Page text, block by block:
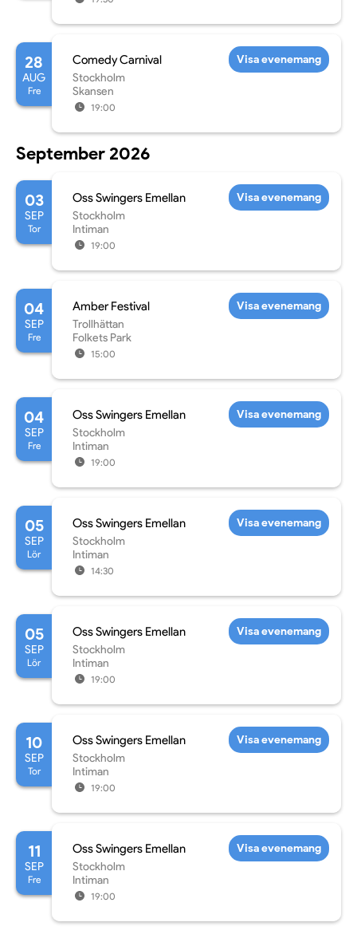
28
AUG
Fre
Comedy Carnival
Stockholm
Skansen
19:00
Visa evenemang
September 2026
03
SEP
Tor
Oss Swingers Emellan
Stockholm
Intiman
19:00
Visa evenemang
04
SEP
Fre
Amber Festival
Trollhättan
Folkets Park
15:00
Visa evenemang
04
SEP
Fre
Oss Swingers Emellan
Stockholm
Intiman
19:00
Visa evenemang
05
SEP
Lör
Oss Swingers Emellan
Stockholm
Intiman
14:30
Visa evenemang
05
SEP
Lör
Oss Swingers Emellan
Stockholm
Intiman
19:00
Visa evenemang
10
SEP
Tor
Oss Swingers Emellan
Stockholm
Intiman
19:00
Visa evenemang
11
SEP
Fre
Oss Swingers Emellan
Stockholm
Intiman
19:00
Visa evenemang